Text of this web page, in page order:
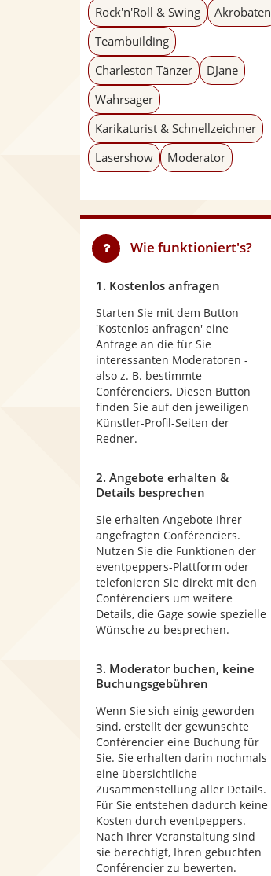
Rock'n'Roll & Swing
Akrobaten
Teambuilding
Charleston Tänzer
DJane
Wahrsager
Karikaturist & Schnellzeichner
Lasershow
Moderator
Wie funktioniert's?
1. Kostenlos anfragen
Starten Sie mit dem Button
'Kostenlos anfragen' eine
Anfrage an die für Sie
interessanten Moderatoren -
also z. B. bestimmte
Conférenciers. Diesen Button
finden Sie auf den jeweiligen
Künstler-Profil-Seiten der
Redner.
2. Angebote erhalten &
Details besprechen
Sie erhalten Angebote Ihrer
angefragten Conférenciers.
Nutzen Sie die Funktionen der
eventpeppers-Plattform oder
telefonieren Sie direkt mit den
Conférenciers um weitere
Details, die Gage sowie spezielle
Wünsche zu besprechen.
3. Moderator buchen, keine
Buchungsgebühren
Wenn Sie sich einig geworden
sind, erstellt der gewünschte
Conférencier eine Buchung für
Sie. Sie erhalten darin nochmals
eine übersichtliche
Zusammenstellung aller Details.
Für Sie entstehen dadurch keine
Kosten durch eventpeppers.
Nach Ihrer Veranstaltung sind
sie berechtigt, Ihren gebuchten
Conférencier zu bewerten.